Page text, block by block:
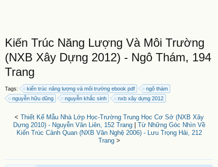
Kiến Trúc Năng Lượng Và Môi Trường
(NXB Xây Dựng 2012) - Ngô Thám, 194
Trang
Tags: kiến trúc năng lượng và môi trường ebook pdf
ngô thám
nguyễn hữu dũng
nguyễn khắc sinh nxb xây dựng 2012
< Thiết Kế Mẫu Nhà Lớp Học-Trường Trung Học Cơ Sở (NXB Xây
Dựng 2010) - Nguyễn Văn Liên, 152 Trang| Từ Những Góc Nhìn Về
Kiến Trúc Cảnh Quan (NXB Văn Nghệ 2006) - Lưu Trọng Hải, 212
Trang>